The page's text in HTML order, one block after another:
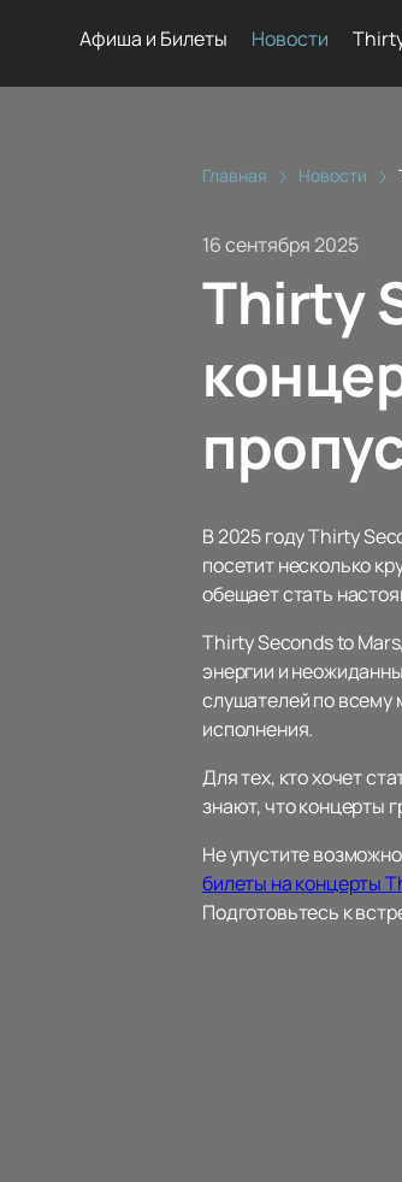
Афиша и Билеты Новости
Главная Новости
16 сентября 2025
Thirty
В 2025 году Thirty
посетит несколько
обещает стать
Thirty Seconds to
энергии и
слушателей по всему
исполнения.
Для тех, кто хочет
знают, что концерты
Не упустите
билеты на концерты
Подготовьтесь к